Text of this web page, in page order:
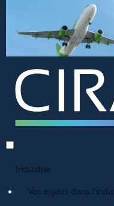
Industrie
Vos enjeux dans